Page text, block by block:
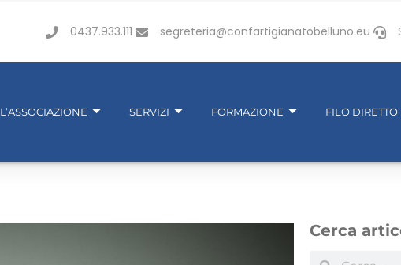
0437.933.111 segreteria@confartigianatobelluno.eu
L’ASSOCIAZIONE SERVIZI FORMAZIONE FILO DIRETTO
Cerca